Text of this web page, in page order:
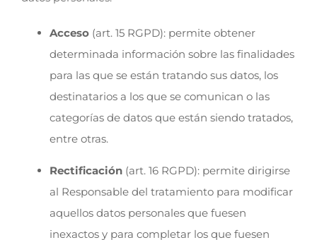
Acceso (art. 15 RGPD): permite obtener
determinada información sobre las finalidades
para las que se están tratando sus datos, los
destinatarios a los que se comunican o las
categorías de datos que están siendo tratados,
entre otras.
Rectificación (art. 16 RGPD): permite dirigirse
al Responsable del tratamiento para modificar
aquellos datos personales que fuesen
inexactos y para completar los que fuesen